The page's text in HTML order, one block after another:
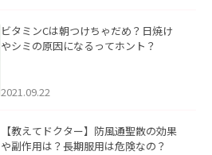
ビタミンCは朝つけちゃだめ？日焼け
やシミの原因になるってホント？
2021.09.22
【教えてドクター】防風通聖散の効果
や副作用は？長期服用は危険なの？